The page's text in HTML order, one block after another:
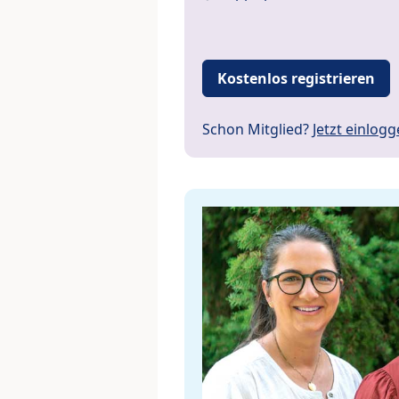
Kostenlos registrieren
Schon Mitglied? Jetzt